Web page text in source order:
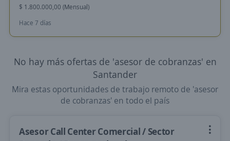
$ 1.800.000,00 (Mensual)
Hace 7 días
No hay más ofertas de 'asesor de cobranzas' en
Santander
Mira estas oportunidades de trabajo remoto de 'asesor
de cobranzas' en todo el país
Asesor Call Center Comercial / Sector